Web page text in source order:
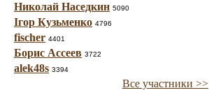
Николай Наседкин 5090
Ігор Кузьменко 4796
fischer 4401
Борис Ассеев 3722
alek48s 3394
Все участники >>